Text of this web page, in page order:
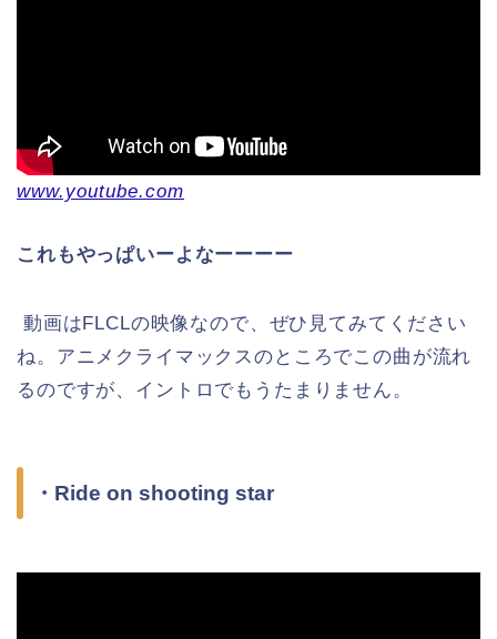
www.youtube.com
これもやっぱいーよなーーーー
動画はFLCLの映像なので、ぜひ見てみてください
ね。アニメクライマックスのところでこの曲が流れ
るのですが、イントロでもうたまりません。
・Ride on shooting star